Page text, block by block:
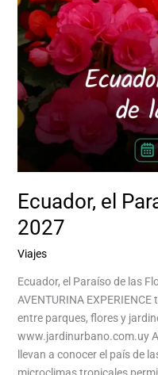
Ecuador, el
2027
Viajes/
Ecuador, el Paraíso de las
AVENTURINA
entre parques, flores y
www.jardinurbano.com.uy
llevan a conocer el país de
microclimas tropicales